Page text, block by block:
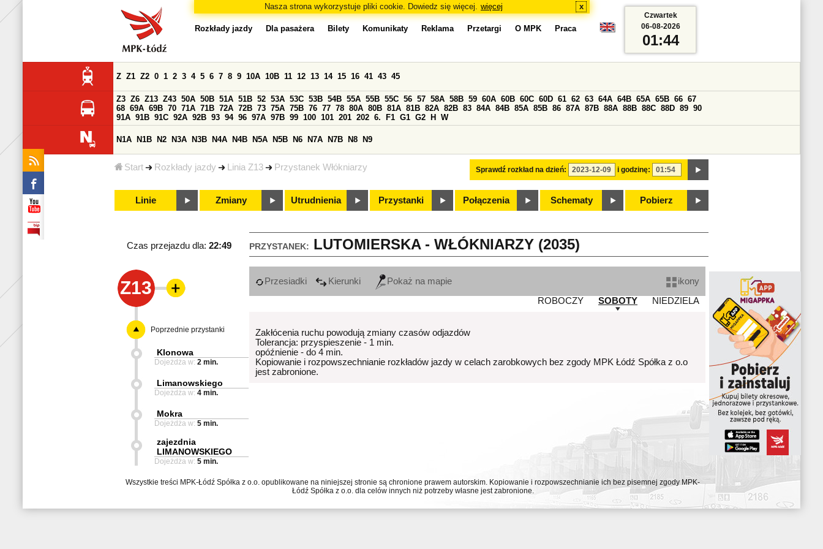
Nasza strona wykorzystuje pliki cookie. Dowiedz się więcej. więcej x
Start Rozkłady jazdy Linia Z13 Przystanek Włókniarzy
Rozkłady jazdy Dla pasażera Bilety Komunikaty Reklama Przetargi O MPK Praca
Sprawdź rozkład na dzień: i godzinę:
Z Z1 Z2 0 1 2 3 4 5 6 7 8 9 10A 10B 11 12 13 14 15 16 41 43 45
Z3 Z6 Z13 Z43 50A 50B 51A 51B 52 53A 53C 53B 54B 55A 55B 55C 56 57 58A 58B 59 60A 60B 60C 60D 61 62 63 64A 64B 65A 65B 66 67
68 69A 69B 70 71A 71B 72A 72B 73 75A 75B 76 77 78 80A 80B 81A 81B 82A 82B 83 84A 84B 85A 85B 86 87A 87B 88A 88B 88C 88D 89 90
91A 91B 91C 92A 92B 93 94 96 97A 97B 99 100 101 201 202 6. F1 G1 G2 H W
N1A N1B N2 N3A N3B N4A N4B N5A N5B N6 N7A N7B N8 N9
Linie Zmiany Utrudnienia Przystanki Połączenia Schematy Pobierz
Czwartek
06-08-2026
01:44
PRZYSTANEK: LUTOMIERSKA - WŁÓKNIARZY (2035)
Czas przejazdu dla: 22:49
Z13 Przesiadki Kierunki Pokaż na mapie
ikony
ROBOCZY
SOBOTY NIEDZIELA
Zakłócenia ruchu powodują zmiany czasów odjazdów
Tolerancja: przyspieszenie - 1 min.
opóźnienie - do 4 min.
Kopiowanie i rozpowszechnianie rozkładów jazdy w celach zarobkowych bez zgody MPK Łódź Spółka z o.o
jest zabronione.
Poprzednie przystanki
Klonowa
Dojeżdża w: 2 min.
Limanowskiego
Dojeżdża w: 4 min.
Mokra
Dojeżdża w: 5 min.
zajezdnia
LIMANOWSKIEGO
Dojeżdża w: 5 min.
Wszystkie treści MPK-Łódź Spółka z o.o. opublikowane na niniejszej stronie są chronione prawem autorskim. Kopiowanie i rozpowszechnianie ich bez pisemnej zgody MPK-
Łódź Spółka z o.o. dla celów innych niż potrzeby własne jest zabronione.